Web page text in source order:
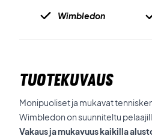
Wimbledon
TUOTEKUVAUS
Monipuoliset ja mukavat
Wimbledon on suunniteltu
Vakaus ja mukavuus kaikilla